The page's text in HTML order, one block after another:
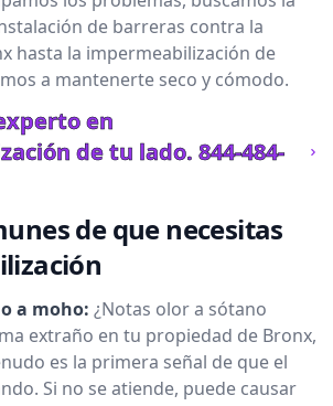
de barreras contra la
hasta la impermeabilización de
a mantenerte seco y cómodo.
en
de tu lado. 844-484-
de que necesitas
a moho: ¿Notas olor a sótano
extraño en tu propiedad de Bronx,
es la primera señal de que el
Si no se atiende, puede causar